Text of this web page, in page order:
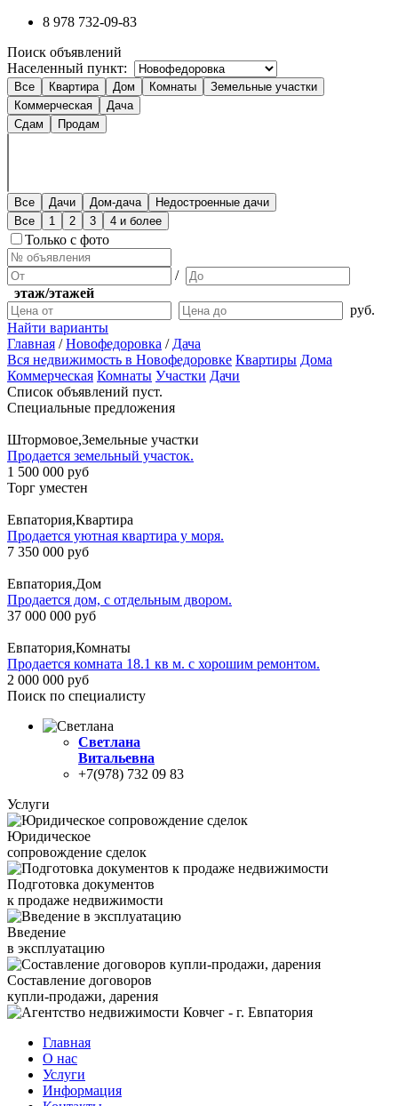
8 978 732-09-83
Поиск объявлений
Населенный пункт:
Все Квартира Дом Комнаты
Земельные участки
Коммерческая
Дача
Сдам
Продам
Все Дачи Дом-дача
Недостроенные дачи
Все
1 2 3 4 и более
Только с фото
/
этаж/этажей
руб.
Найти варианты
Главная /Новофедоровка / Дача
Вся недвижимость в Новофедоровке Квартиры Дома
Коммерческая Комнаты Участки Дачи
Список объявлений пуст.
Специальные предложения
Штормовое,Земельные участки
Продается земельный участок.
1 500 000 руб
Торг уместен
Евпатория,Квартира
Продается уютная квартира у моря.
7 350 000 руб
Евпатория,Дом
Продается дом, с отдельным двором.
37 000 000 руб
Евпатория,Комнаты
Продается комната 18.1 кв м. с хорошим ремонтом.
2 000 000 руб
Поиск по специалисту
Светлана
Витальевна
+7(978) 732 09 83
Услуги
Юридическое
сопровождение сделок
Подготовка документов
к продаже недвижимости
Введение
в эксплуатацию
Составление договоров
купли-продажи, дарения
Главная
О нас
Услуги
Информация